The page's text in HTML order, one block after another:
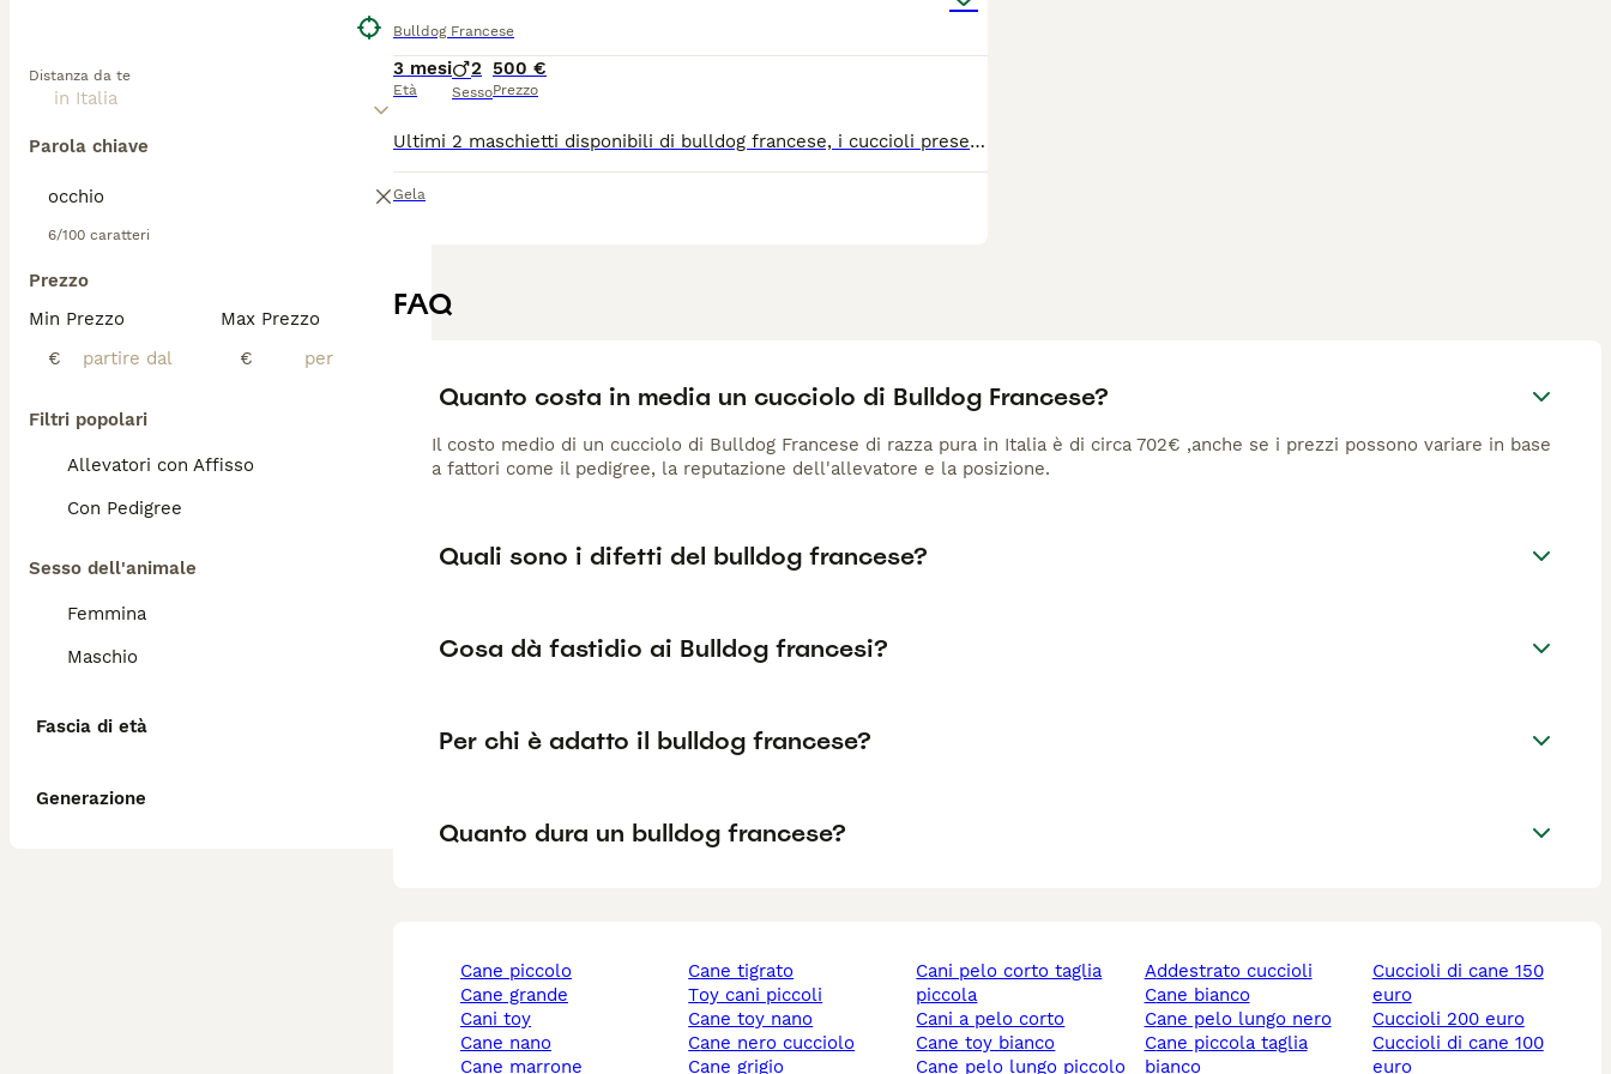
Distanza da te
Parola chiave
6/100 caratteri
Prezzo
Min Prezzo
€
Max Prezzo
€
Filtri popolari
Allevatori con Affisso
Con Pedigree
Sesso dell'animale
Femmina
Maschio
Fascia di età
Generazione
Bulldog Francese
3 mesi
Età
2
Sesso
500 €
Prezzo
Ultimi 2 maschietti disponibili di bulldog francese, i cuccioli presenti in foto sono nati il 7 aprile 2026 e sono completi di 2 sverminazioni e sono pronti per essere accolti nelle vostre famiglie come vedete in foto il bianco ha un occhio azzurro e l’altro scuro rarità per info contattatemi se siete interessati
Gela
FAQ
Quanto costa in media un cucciolo di Bulldog Francese?
Il costo medio di un cucciolo di Bulldog Francese di razza pura in Italia è di circa 702€ ,anche se i prezzi possono variare in base
a fattori come il pedigree, la reputazione dell'allevatore e la posizione.
Quali sono i difetti del bulldog francese?
Cosa dà fastidio ai Bulldog francesi?
Per chi è adatto il bulldog francese?
Quanto dura un bulldog francese?
cane piccolo
cane grande
cani toy
cane nano
cane marrone
cane tigrato
toy cani piccoli
cane toy nano
cane nero cucciolo
cane grigio
cani pelo corto taglia
piccola
cani a pelo corto
cane toy bianco
cane pelo lungo piccolo
addestrato cuccioli
cane bianco
cane pelo lungo nero
cane piccola taglia
bianco
cuccioli di cane 150
euro
cuccioli 200 euro
cuccioli di cane 100
euro